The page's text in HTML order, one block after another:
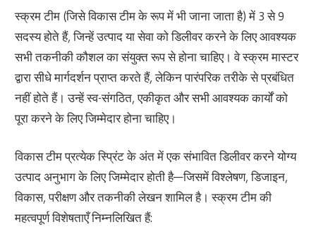
स्क्रम टीम (जिसे विकास टीम के रूप में भी जाना जाता है) में 3 से 9
सदस्य होते हैं, जिन्हें उत्पाद या सेवा को डिलीवर करने के लिए आवश्यक
सभी तकनीकी कौशल का संयुक्त रूप से होना चाहिए। वे स्क्रम मास्टर
द्वारा सीधे मार्गदर्शन प्राप्त करते हैं, लेकिन पारंपरिक तरीके से प्रबंधित
नहीं होते हैं। उन्हें स्व-संगठित, एकीकृत और सभी आवश्यक कार्यों को
पूरा करने के लिए जिम्मेदार होना चाहिए।
विकास टीम प्रत्येक स्प्रिंट के अंत में एक संभावित डिलीवर करने योग्य
उत्पाद अनुभाग के लिए जिम्मेदार होती है—जिसमें विश्लेषण, डिजाइन,
विकास, परीक्षण और तकनीकी लेखन शामिल है। स्क्रम टीम की
महत्वपूर्ण विशेषताएँ निम्नलिखित हैं: